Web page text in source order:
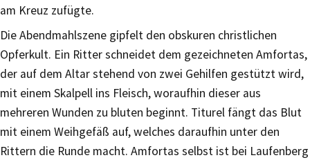
am Kreuz zufügte.
Die Abendmahlszene gipfelt den obskuren christlichen
Opferkult. Ein Ritter schneidet dem gezeichneten Amfortas,
der auf dem Altar stehend von zwei Gehilfen gestützt wird,
mit einem Skalpell ins Fleisch, woraufhin dieser aus
mehreren Wunden zu bluten beginnt. Titurel fängt das Blut
mit einem Weihgefäß auf, welches daraufhin unter den
Rittern die Runde macht. Amfortas selbst ist bei Laufenberg